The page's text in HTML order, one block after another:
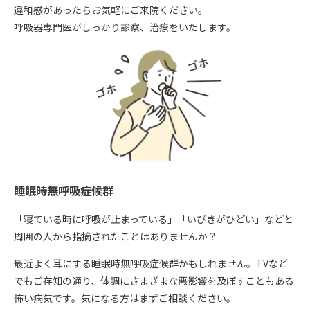
違和感があったらお気軽にご来院ください。
呼吸器専門医がしっかり診察、治療をいたします。
睡眠時無呼吸症候群
「寝ている時に呼吸が止まっている」「いびきがひどい」などと
周囲の人から指摘されたことはありませんか？
最近よく耳にする睡眠時無呼吸症候群かもしれません。TVなど
でもご存知の通り、体調にさまざまな悪影響を及ぼすこともある
怖い病気です。気になる方はまずご相談ください。